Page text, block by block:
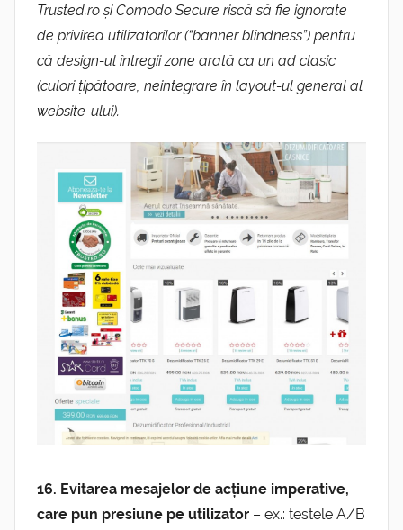
Trusted.ro și Comodo Secure riscă să fie ignorate
de privirea utilizatorilor (“banner blindness”) pentru
că design-ul întregii zone arată ca un ad clasic
(culori țipătoare, neintegrare în layout-ul general al
website-ului).
16. Evitarea mesajelor de acțiune imperative,
care pun presiune pe utilizator – ex.: testele A/B